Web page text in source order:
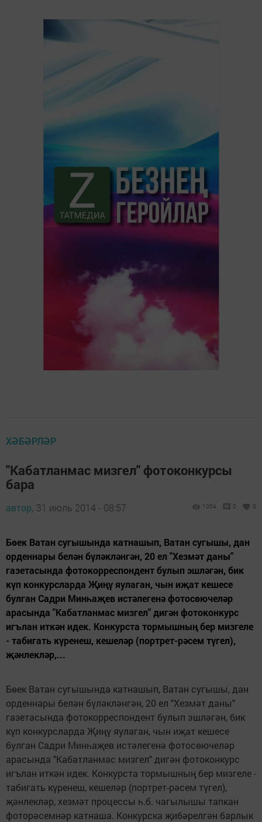
ХӘБӘРЛӘР
"Кабатланмас мизгел" фотоконкурсы
бара
автор, 31 июль 2014 - 08:57 1004 0 0
Бөек Ватан сугышында катнашып, Ватан сугышы, дан
орденнары белән бүләкләнгән, 20 ел "Хезмәт даны"
газетасында фотокорреспондент булып эшләгән, бик
күп конкурсларда Җиңү яулаган, чын иҗат кешесе
булган Садри Минһаҗев истәлегенә фотосөючеләр
арасында "Кабатланмас мизгел" дигән фотоконкурс
игълан иткән идек. Конкурста тормышның бер мизгеле
- табигать күренеш, кешеләр (портрет-рәсем түгел),
җәнлекләр,...
Бөек Ватан сугышында катнашып, Ватан сугышы, дан
орденнары белән бүләкләнгән, 20 ел "Хезмәт даны"
газетасында фотокорреспондент булып эшләгән, бик
күп конкурсларда Җиңү яулаган, чын иҗат кешесе
булган Садри Минһаҗев истәлегенә фотосөючеләр
арасында "Кабатланмас мизгел" дигән фотоконкурс
игълан иткән идек. Конкурста тормышның бер мизгеле -
табигать күренеш, кешеләр (портрет-рәсем түгел),
җәнлекләр, хезмәт процессы һ.б. чагылышы тапкан
фоторәсемнәр катнаша. Конкурска җибәрелгән барлык